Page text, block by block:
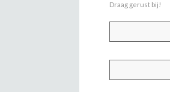
Draag gerust bij!